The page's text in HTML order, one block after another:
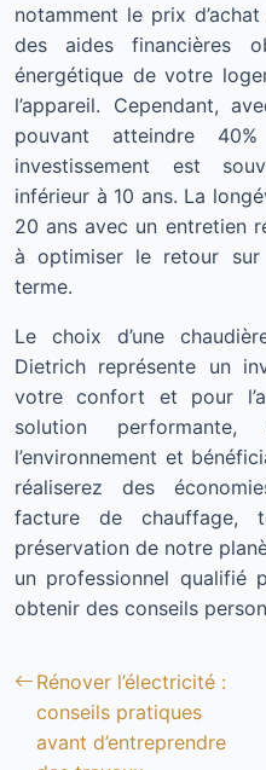
notamment le prix
des aides financières
énergétique de votre
l’appareil. Cependant,
pouvant atteindre
investissement est
inférieur à 10 ans. La
20 ans avec un entretien
à optimiser le retour sur
terme.
Le choix d’une
Dietrich représente un
votre confort et pour
solution performante,
l’environnement et
réaliserez des
facture de
préservation de notre
un professionnel qualifié
obtenir des conseils
Rénover l’électricité :
conseils pratiques
avant d’entreprendre